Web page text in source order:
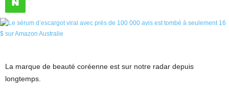
La marque de beauté coréenne est sur notre radar depuis
longtemps.